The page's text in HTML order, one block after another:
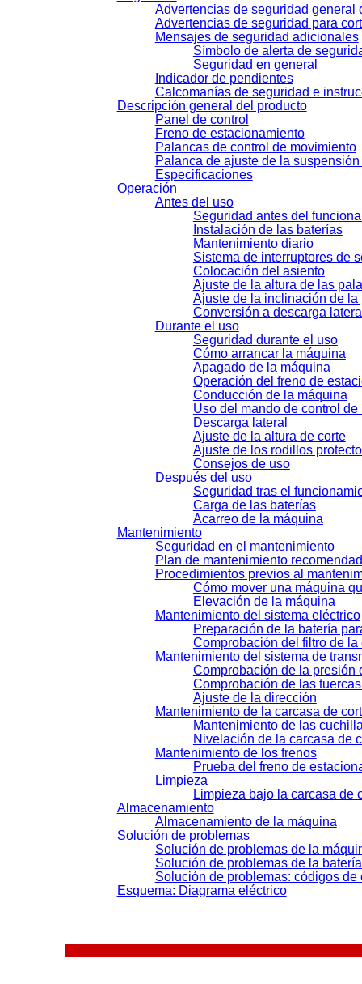
Advertencias de seguridad general
Advertencias de seguridad para
Mensajes de seguridad adicionales
Símbolo de alerta de
Seguridad en general
Indicador de pendientes
Calcomanías de seguridad e
Descripción general del producto
Panel de control
Freno de estacionamiento
Palancas de control de movimiento
Palanca de ajuste de la
Especificaciones
Operación
Antes del uso
Seguridad antes del
Instalación de las baterías
Mantenimiento diario
Sistema de interruptores de
Colocación del asiento
Ajuste de la altura de las
Ajuste de la inclinación de
Conversión a descarga
Durante el uso
Seguridad durante el uso
Cómo arrancar la máquina
Apagado de la máquina
Operación del freno de
Conducción de la máquina
Uso del mando de control
Descarga lateral
Ajuste de la altura de corte
Ajuste de los rodillos
Consejos de uso
Después del uso
Seguridad tras el
Carga de las baterías
Acarreo de la máquina
Mantenimiento
Seguridad en el mantenimiento
Plan de mantenimiento
Procedimientos previos al
Cómo mover una máquina
Elevación de la máquina
Mantenimiento del sistema eléctrico
Preparación de la batería
Comprobación del filtro de
Mantenimiento del sistema de
Comprobación de la presión
Comprobación de las
Ajuste de la dirección
Mantenimiento de la carcasa de
Mantenimiento de las
Nivelación de la carcasa de
Mantenimiento de los frenos
Prueba del freno de
Limpieza
Limpieza bajo la carcasa de
Almacenamiento
Almacenamiento de la máquina
Solución de problemas
Solución de problemas de la
Solución de problemas de la
Solución de problemas: códigos de
Esquema: Diagrama eléctrico